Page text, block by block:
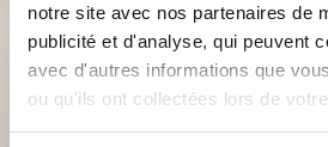
notre site avec nos partenaires de
publicité et d'analyse, qui peuvent
avec d'autres informations que
ou qu'ils ont collectées lors de